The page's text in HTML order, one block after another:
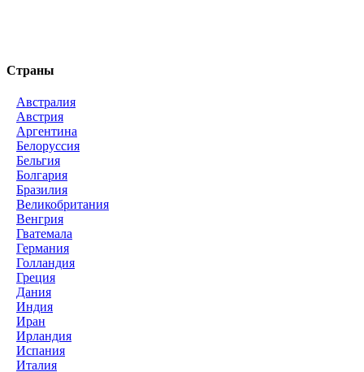
Страны
Австралия
Австрия
Аргентина
Белоруссия
Бельгия
Болгария
Бразилия
Великобритания
Венгрия
Гватемала
Германия
Голландия
Греция
Дания
Индия
Иран
Ирландия
Испания
Италия